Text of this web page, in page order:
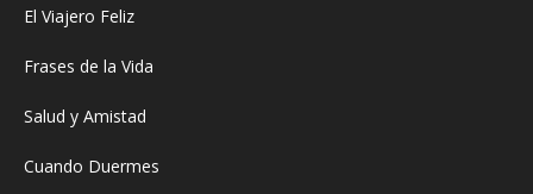
El Viajero Feliz
Frases de la Vida
Salud y Amistad
Cuando Duermes